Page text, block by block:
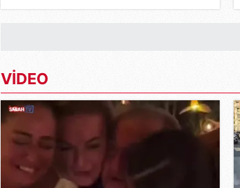
hangi ürünler var? İşte, haftanın
VİDEO